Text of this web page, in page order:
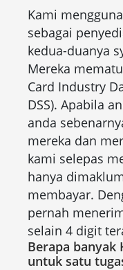
Kami
sebagai
kedua-duanya
Mereka
Card Industry
DSS). Apabila
anda
mereka dan
kami selepas
hanya
membayar.
pernah
selain 4 digit
Berapa banyak
untuk satu